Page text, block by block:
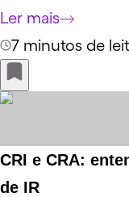
Ler mais
7 minutos de
CRI e CRA:
de IR